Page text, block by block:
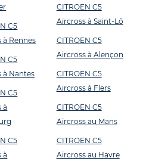
C5
à Rennes
C5
à Nantes
C5
à
C5
à
CITROEN C5
Aircross à Saint-Lô
CITROEN C5
Aircross à Alençon
CITROEN C5
Aircross à Flers
CITROEN C5
Aircross au Mans
CITROEN C5
Aircross au Havre